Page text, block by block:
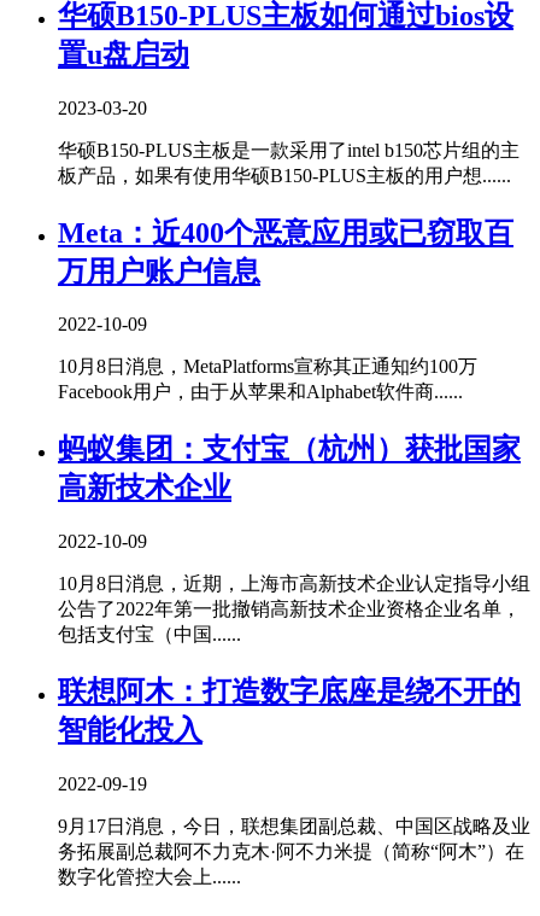
华硕B150-PLUS主板如何通过bios设
置u盘启动
2023-03-20
华硕B150-PLUS主板是一款采用了intel b150芯片组的主
板产品，如果有使用华硕B150-PLUS主板的用户想......
Meta：近400个恶意应用或已窃取百
万用户账户信息
2022-10-09
10月8日消息，MetaPlatforms宣称其正通知约100万
Facebook用户，由于从苹果和Alphabet软件商......
蚂蚁集团：支付宝（杭州）获批国家
高新技术企业
2022-10-09
10月8日消息，近期，上海市高新技术企业认定指导小组
公告了2022年第一批撤销高新技术企业资格企业名单，
包括支付宝（中国......
联想阿木：打造数字底座是绕不开的
智能化投入
2022-09-19
9月17日消息，今日，联想集团副总裁、中国区战略及业
务拓展副总裁阿不力克木·阿不力米提（简称“阿木”）在
数字化管控大会上......